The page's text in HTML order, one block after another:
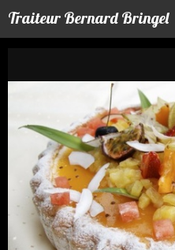
Traiteur Bernard Bringel
Panneau de gestion des cookies